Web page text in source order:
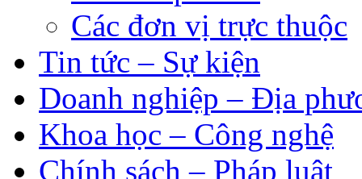
Các đơn vị trực thuộc
Tin tức – Sự kiện
Doanh nghiệp – Địa
Khoa học – Công nghệ
Chính sách – Pháp luật